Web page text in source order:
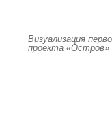
Визуализация
проекта «Остров»